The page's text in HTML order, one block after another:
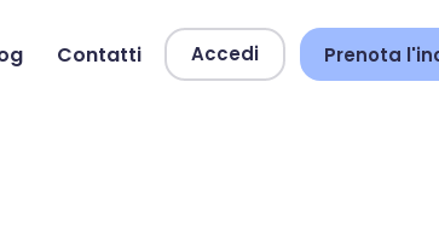
Contatti Accedi Prenota